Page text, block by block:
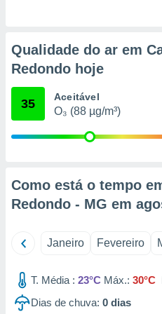
ou opor-
qualquer
em “
na
num
para
Qualidade do ar em
Redondo hoje
35 Aceitável
O₃ (88 µg/m³)
Como está o tempo
Redondo - MG em
Janeiro Fevereiro
T. Média : 23°C Máx.: 30°C
Dias de chuva: 0 dias